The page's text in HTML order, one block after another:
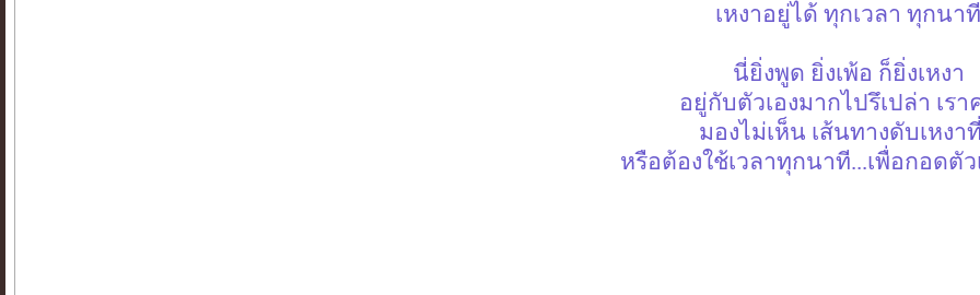
เหงาอยู่ได้ ทุกเวลา ทุกนา
นี่ยิ่งพูด ยิ่งเพ้อ ก็ยิ่งเหงา
อยู่กับตัวเองมากไปรึเปล่า เร
มองไม่เห็น เส้นทางดับเหงา
หรือต้องใช้เวลาทุกนาที...เพื่อกอดตัว